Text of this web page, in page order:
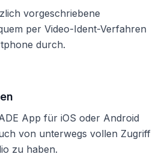
vorgeschriebene
per Video-Ident-Verfahren
durch.
App für iOS oder Android
von unterwegs vollen Zugriff
zu haben.